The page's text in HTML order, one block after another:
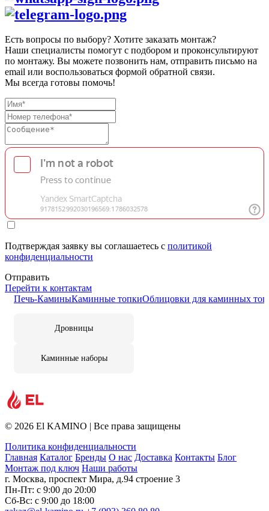
Есть вопросы по выбору? Хотите заказать монтаж?
Наши специалисты помогут с подбором и проконсультируют
по монтажу. Вы можете позвонить нам, отправить письмо на
email или воспользоваться формой обратной связи.
Мы всегда готовы помочь!
Подтверждая заявку вы соглашаетесь с политикой
конфиденциальности
Отправить
Перейти к контактам
Печь-КаминыКаминные топкиОблицовки для каминных
Дровницы
Каминные наборы
© 2026 El KAMINO | Все права защищены
Политика конфиденциальности
Главная Каталог Бренды О нас Доставка Контакты Блог
Монтаж под ключ Наши работы
г. Москва, проспект Мира, д.94 строение 3
Пн-Пт: с 9:00 до 20:00
Сб-Вс: с 9:00 до 18:00